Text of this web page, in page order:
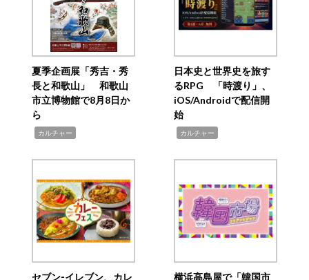
夏季企画展「秀吉・秀
長と和歌山」 和歌山
市立博物館で8月8日か
ら
カルチャー
日本史と世界史を旅す
るRPG 「時渡り」、
iOS/Androidで配信開
始
カルチャー
セブン‐イレブン、カレ
横浜高島屋で「韓国市